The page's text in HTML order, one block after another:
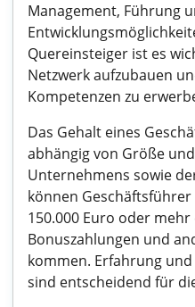
Management, Führung
Quereinsteiger ist es
Netzwerk aufzubauen
Kompetenzen zu
Das Gehalt eines
abhängig von Größe
Unternehmens sowie
können Geschäftsführer
150.000 Euro oder
Bonuszahlungen und
kommen. Erfahrung
sind entscheidend für